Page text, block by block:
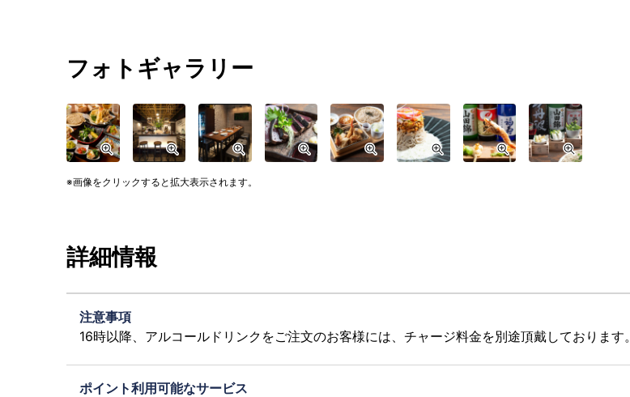
フォトギャラリー
画像をクリックすると拡大表示されます。
詳細情報
注意事項
16時以降、アルコールドリンクをご注文のお客様には、チャージ料金を別途頂戴しております。
ポイント利用可能なサービス